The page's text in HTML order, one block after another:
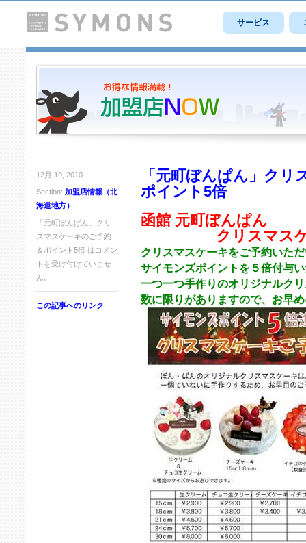
サービス
12月 19, 2010
Section: 加盟店情報（北
海道地方）
「元町ぼんぱん」クリ
スマスケーキのご予約
＆ポイント5倍 は コメン
トを受け付けていませ
ん。
この記事へのリンク
「元町ぼんぱん」クリ
ポイント5倍
函館 元町ぼんぱん
クリスマスケー
クリスマスケーキをご予約いた
サイモンズポイントを５倍付与
一つ一つ手作りのオリジナルク
数に限りがありますので、お早